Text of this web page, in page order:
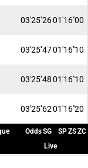
03'25''2601'16''00
03'25''4701'16''10
03'25''4801'16''10
03'25''6201'16''20
OddsSG SPZSZC
Live